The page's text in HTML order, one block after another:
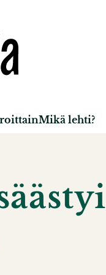
Mikä lehti?